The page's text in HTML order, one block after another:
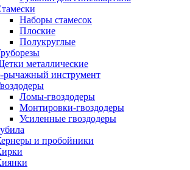
Наборы стамесок
Плоские
Полукруглые
металлические
рычажный инструмент
Ломы-гвоздодеры
Монтировки-гвоздодеры
Усиленные гвоздодеры
и пробойники